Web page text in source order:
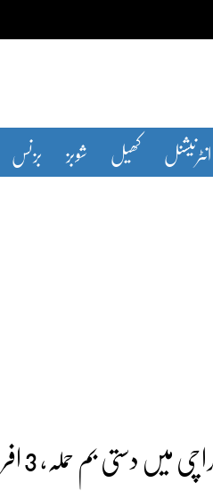
انٹرنیشنل کھیل شوبز بزنس
میں دستی بم حملہ، 3 افراد زخمی